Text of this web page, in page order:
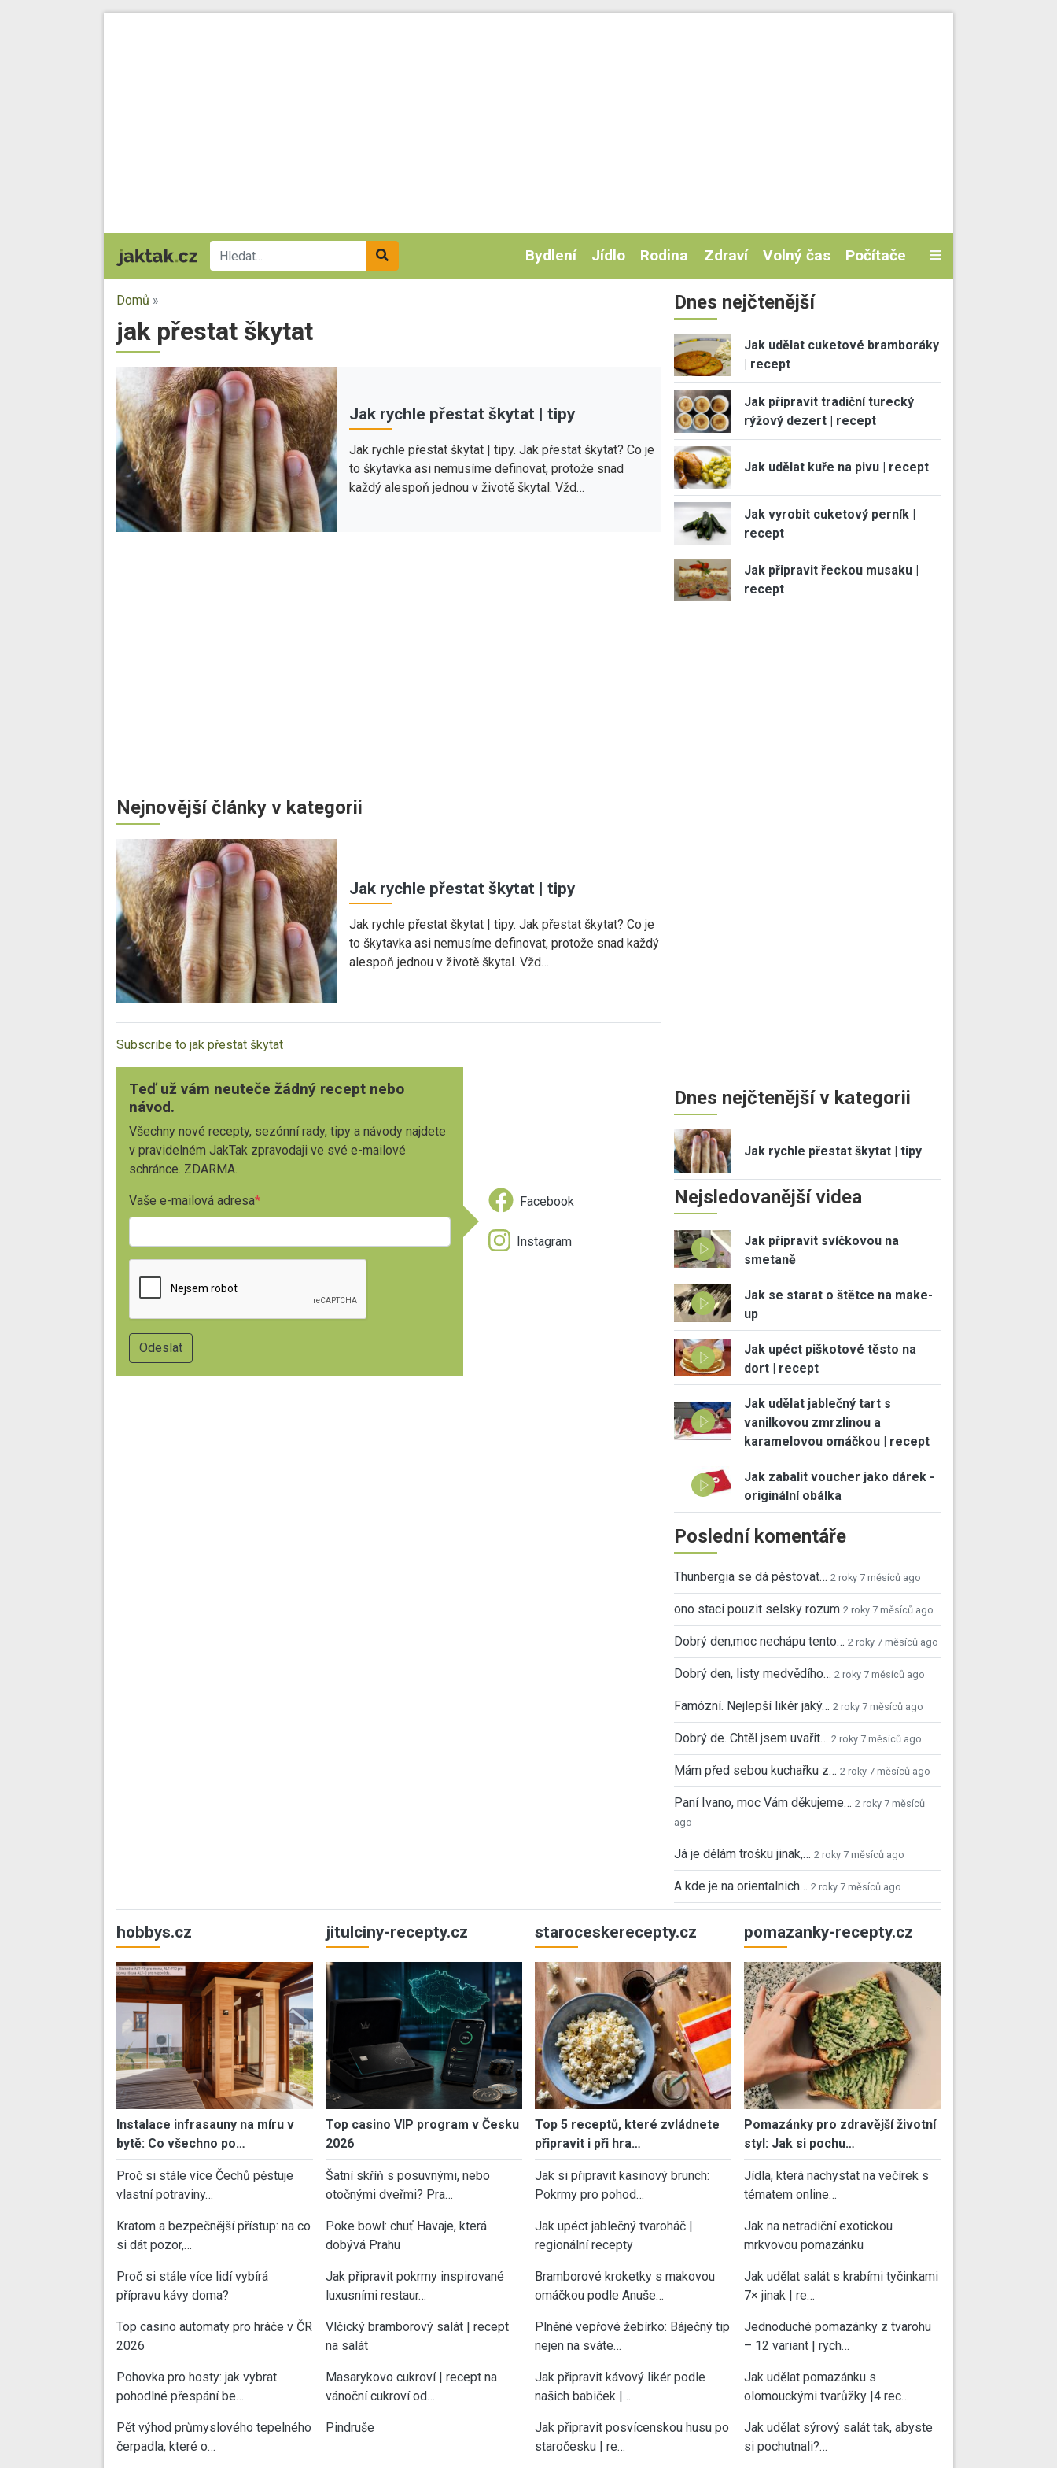
Bydlení Jídlo Rodina Zdraví Volný čas Počítače
Domů »
jak přestat škytat
Jak rychle přestat škytat | tipy
Jak rychle přestat škytat | tipy. Jak přestat škytat? Co je
to škytavka asi nemusíme definovat, protože snad
každý alespoň jednou v životě škytal. Vžd…
Nejnovější články v kategorii
Jak rychle přestat škytat | tipy
Jak rychle přestat škytat | tipy. Jak přestat škytat? Co je
to škytavka asi nemusíme definovat, protože snad každý
alespoň jednou v životě škytal. Vžd…
Subscribe to jak přestat škytat
Teď už vám neuteče žádný recept nebo
návod.
Všechny nové recepty, sezónní rady, tipy a návody najdete
v pravidelném JakTak zpravodaji ve své e-mailové
schránce. ZDARMA.
Vaše e-mailová adresa Facebook
Instagram
Dnes nejčtenější
Jak udělat cuketové bramboráky
| recept
Jak připravit tradiční turecký
rýžový dezert | recept
Jak udělat kuře na pivu | recept
Jak vyrobit cuketový perník |
recept
Jak připravit řeckou musaku |
recept
Dnes nejčtenější v kategorii
Jak rychle přestat škytat | tipy
Nejsledovanější videa
Jak připravit svíčkovou na
smetaně
Jak se starat o štětce na make-
up
Jak upéct piškotové těsto na
dort | recept
Jak udělat jablečný tart s
vanilkovou zmrzlinou a
karamelovou omáčkou | recept
Jak zabalit voucher jako dárek -
originální obálka
Poslední komentáře
Thunbergia se dá pěstovat… 2 roky 7 měsíců ago
ono staci pouzit selsky rozum 2 roky 7 měsíců ago
Dobrý den,moc nechápu tento… 2 roky 7 měsíců ago
Dobrý den, listy medvědího… 2 roky 7 měsíců ago
Famózní. Nejlepší likér jaký… 2 roky 7 měsíců ago
Dobrý de. Chtěl jsem uvařit… 2 roky 7 měsíců ago
Mám před sebou kuchařku z… 2 roky 7 měsíců ago
Paní Ivano, moc Vám děkujeme… 2 roky 7 měsíců
ago
Já je dělám trošku jinak,… 2 roky 7 měsíců ago
A kde je na orientalnich… 2 roky 7 měsíců ago
hobbys.cz
Instalace infrasauny na míru v
bytě: Co všechno po…
Proč si stále více Čechů pěstuje
vlastní potraviny…
Kratom a bezpečnější přístup: na co
si dát pozor,…
Proč si stále více lidí vybírá
přípravu kávy doma?
Top casino automaty pro hráče v ČR
2026
Pohovka pro hosty: jak vybrat
pohodlné přespání be…
Pět výhod průmyslového tepelného
čerpadla, které o…
jitulciny-recepty.cz
Top casino VIP program v Česku
2026
Šatní skříň s posuvnými, nebo
otočnými dveřmi? Pra…
Poke bowl: chuť Havaje, která
dobývá Prahu
Jak připravit pokrmy inspirované
luxusními restaur…
Vlčický bramborový salát | recept
na salát
Masarykovo cukroví | recept na
vánoční cukroví od…
Pindruše
staroceskerecepty.cz
Top 5 receptů, které zvládnete
připravit i při hra…
Jak si připravit kasinový brunch:
Pokrmy pro pohod…
Jak upéct jablečný tvaroháč |
regionální recepty
Bramborové kroketky s makovou
omáčkou podle Anuše…
Plněné vepřové žebírko: Báječný tip
nejen na sváte…
Jak připravit kávový likér podle
našich babiček |…
Jak připravit posvícenskou husu po
staročesku | re…
pomazanky-recepty.cz
Pomazánky pro zdravější životní
styl: Jak si pochu…
Jídla, která nachystat na večírek s
tématem online…
Jak na netradiční exotickou
mrkvovou pomazánku
Jak udělat salát s krabími tyčinkami
7× jinak | re…
Jednoduché pomazánky z tvarohu
– 12 variant | rych…
Jak udělat pomazánku s
olomouckými tvarůžky |4 rec…
Jak udělat sýrový salát tak, abyste
si pochutnali?…